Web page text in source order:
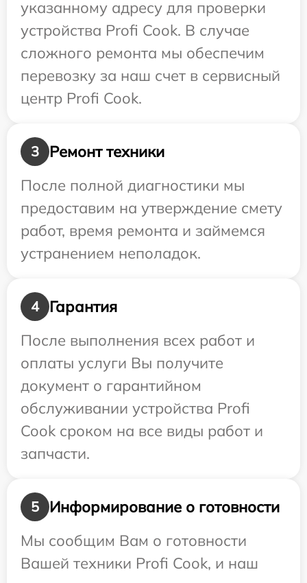
указанному адресу для проверки
устройства Profi Cook. В случае
сложного ремонта мы обеспечим
перевозку за наш счет в сервисный
центр Profi Cook.
3
Ремонт техники
После полной диагностики мы
предоставим на утверждение смету
работ, время ремонта и займемся
устранением неполадок.
4
Гарантия
После выполнения всех работ и
оплаты услуги Вы получите
документ о гарантийном
обслуживании устройства Profi
Cook сроком на все виды работ и
запчасти.
5
Информирование о готовности
Мы сообщим Вам о готовности
Вашей техники Profi Cook, и наш